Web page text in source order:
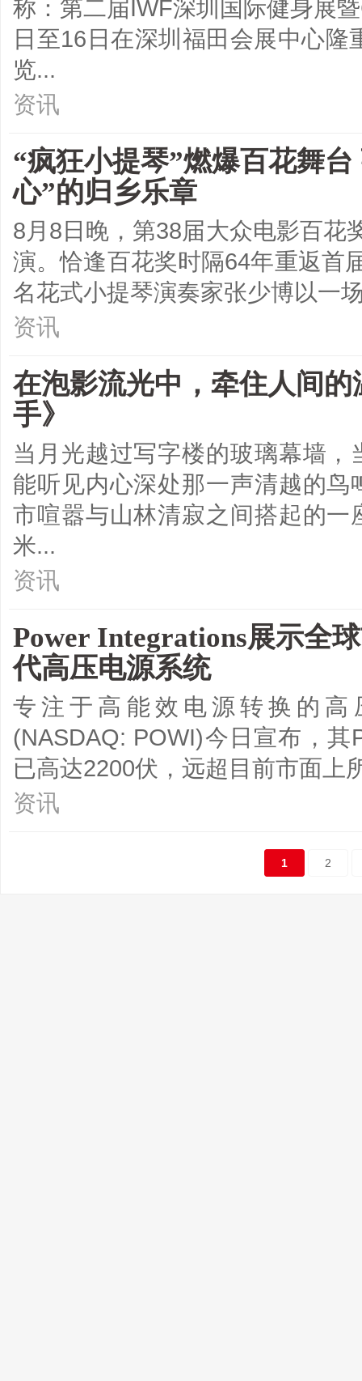
称：第二届IWF深圳国际健身展
日至16日在深圳福田会展中心
览...
资讯
“疯狂小提琴”燃爆百花舞
心”的归乡乐章
8月8日晚，第38届大众电影百花
演。恰逢百花奖时隔64年重返首
名花式小提琴演奏家张少博以一
资讯
在泡影流光中，牵住人间
手》
当月光越过写字楼的玻璃幕墙
能听见内心深处那一声清越的
市喧嚣与山林清寂之间搭起的
米...
资讯
Power Integrations展示全
代高压电源系统
专注于高能效电源转换的高
(NASDAQ: POWI)今日宣布，
已高达2200伏，远超目前市面上
资讯
1 2